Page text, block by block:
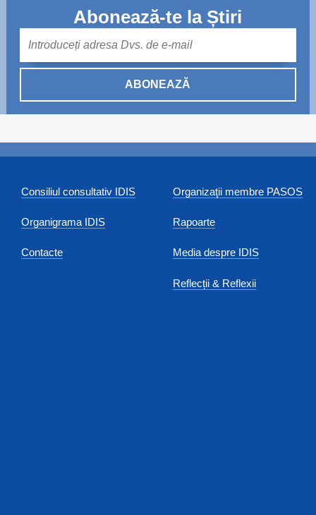
Abonează-te la Știri
ABONEAZĂ
Consiliul consultativ IDIS
Organigrama IDIS
Contacte
Organizaţii membre PASOS
Rapoarte
Media despre IDIS
Reflecții & Reflexii